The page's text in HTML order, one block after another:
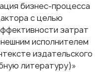
бизнес-процесса
с целью
затрат
исполнителем
издательского
литературу)»